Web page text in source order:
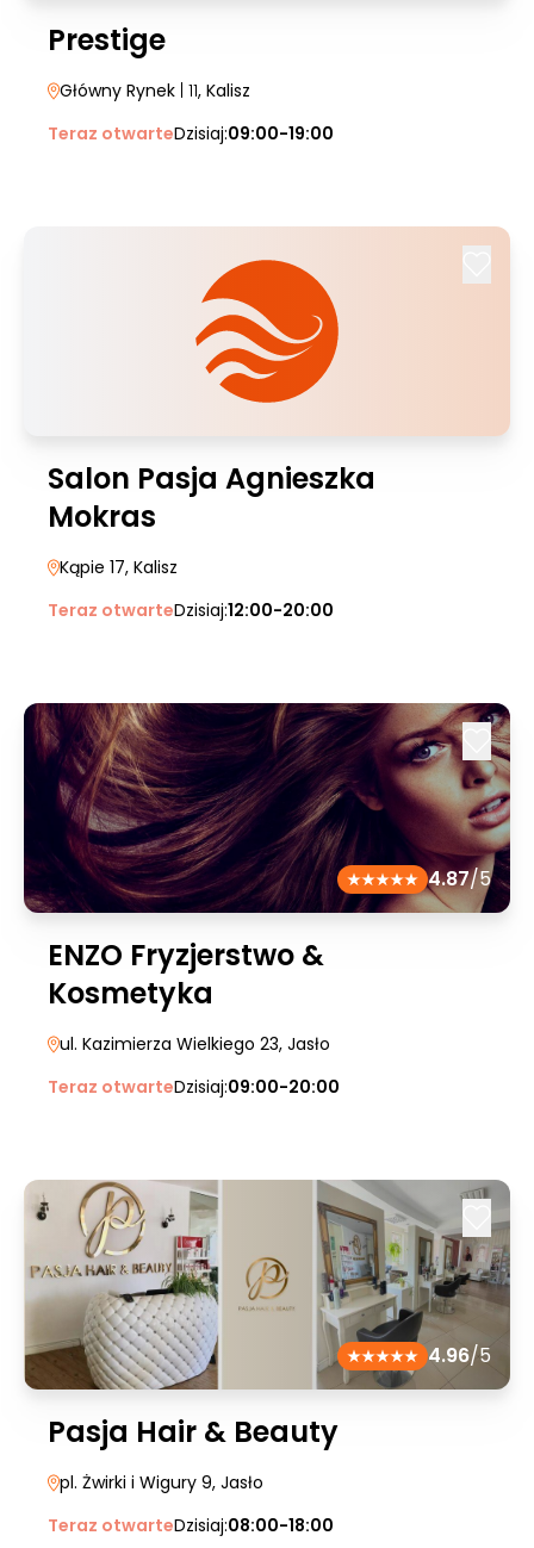
Prestige
Główny Rynek | 11, Kalisz
Teraz otwarteDzisiaj:09:00-19:00
Salon Pasja Agnieszka
Mokras
Kąpie 17, Kalisz
Teraz otwarteDzisiaj:12:00-20:00
4.87/5
ENZO Fryzjerstwo &
Kosmetyka
ul. Kazimierza Wielkiego 23, Jasło
Teraz otwarteDzisiaj:09:00-20:00
4.96/5
Pasja Hair & Beauty
pl. Żwirki i Wigury 9, Jasło
Teraz otwarteDzisiaj:08:00-18:00